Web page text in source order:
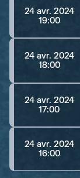
24 avr. 2024
19:00
24 avr. 2024
18:00
24 avr. 2024
17:00
24 avr. 2024
16:00